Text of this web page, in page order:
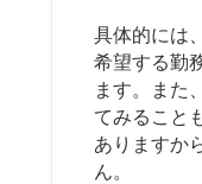
具体的には
希望する勤
ます。また
てみること
ありますか
ん。